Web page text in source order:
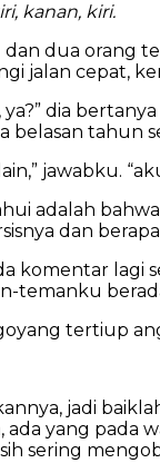
kanan, kiri.
dua orang
jalan cepat,
dia
belasan tahun
jawabku.
adalah
dan
komentar lagi
temanku
tertiup
jadi
ada yang pada
sering